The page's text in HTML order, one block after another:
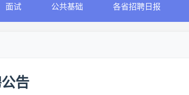
面试 公共基础 各省招聘日报
告